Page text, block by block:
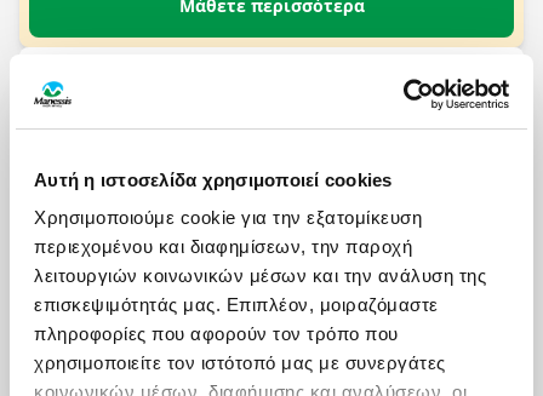
Αυτή η ιστοσελίδα χρησιμοποιεί cookies
Χρησιμοποιούμε cookie για την εξατομίκευση
περιεχομένου και διαφημίσεων, την παροχή
λειτουργιών κοινωνικών μέσων και την ανάλυση της
επισκεψιμότητάς μας. Επιπλέον, μοιραζόμαστε
πληροφορίες που αφορούν τον τρόπο που
χρησιμοποιείτε τον ιστότοπό μας με συνεργάτες
κοινωνικών μέσων, διαφήμισης και αναλύσεων, οι
Μάθετε περισσότερα
ΘΕΟΦΑΝΕΙΑ, ΜΑΓΙΚΗ ΑΠΟΔΡΑΣΗ ΣΤΗ ΛΑΠΩΝΙΑ
Πληροφορίες
Αναχωρήσεις
ΑΡΚΤΙΚΟΣ ΚΥΚΛΟΣ - ΧΩΡΙΟ ΑΗ-ΒΑΣΙΛΗ
- SANTA PARK - ΒΟΡΕΙΟ ΣΕΛΑΣ . Διαμονή σε
ξενοδοχεία 4* με πρωινό και τρία δείπνα ή
γεύματα.
ΑΠΟ3.000€
Τελική τιμή ανά άτομο
Μάθετε περισσότερα